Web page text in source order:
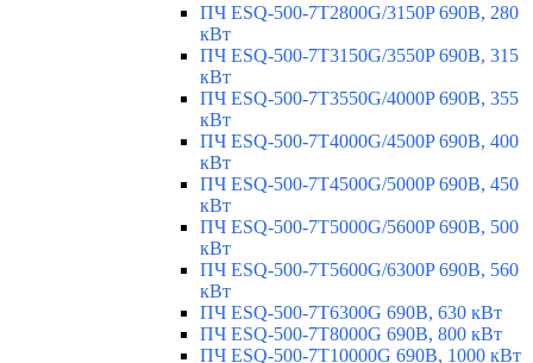
ПЧ ESQ-500-7T2800G/3150P 690В, 280
кВт
ПЧ ESQ-500-7T3150G/3550P 690В, 315
кВт
ПЧ ESQ-500-7T3550G/4000P 690В, 355
кВт
ПЧ ESQ-500-7T4000G/4500P 690В, 400
кВт
ПЧ ESQ-500-7T4500G/5000P 690В, 450
кВт
ПЧ ESQ-500-7T5000G/5600P 690В, 500
кВт
ПЧ ESQ-500-7T5600G/6300P 690В, 560
кВт
ПЧ ESQ-500-7T6300G 690В, 630 кВт
ПЧ ESQ-500-7T8000G 690В, 800 кВт
ПЧ ESQ-500-7T10000G 690В, 1000 кВт